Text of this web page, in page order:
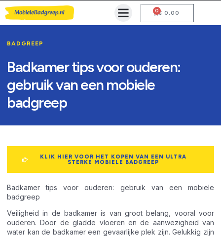
€ 0,00
0
BADGREEP
Badkamer tips voor ouderen:
gebruik van een mobiele
badgreep
KLIK HIER VOOR HET KOPEN VAN EEN ULTRA
STERKE MOBIELE BADGREEP
Badkamer tips voor ouderen: gebruik van een mobiele
badgreep
Veiligheid in de badkamer is van groot belang, vooral voor
ouderen. Door de gladde vloeren en de aanwezigheid van
water kan de badkamer een gevaarlijke plek zijn. Gelukkig zijn